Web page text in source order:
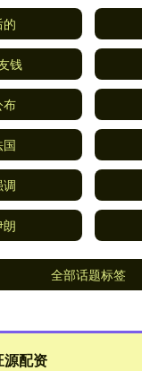
的
钱
布
国
调
朗
全部话题标签
源配资